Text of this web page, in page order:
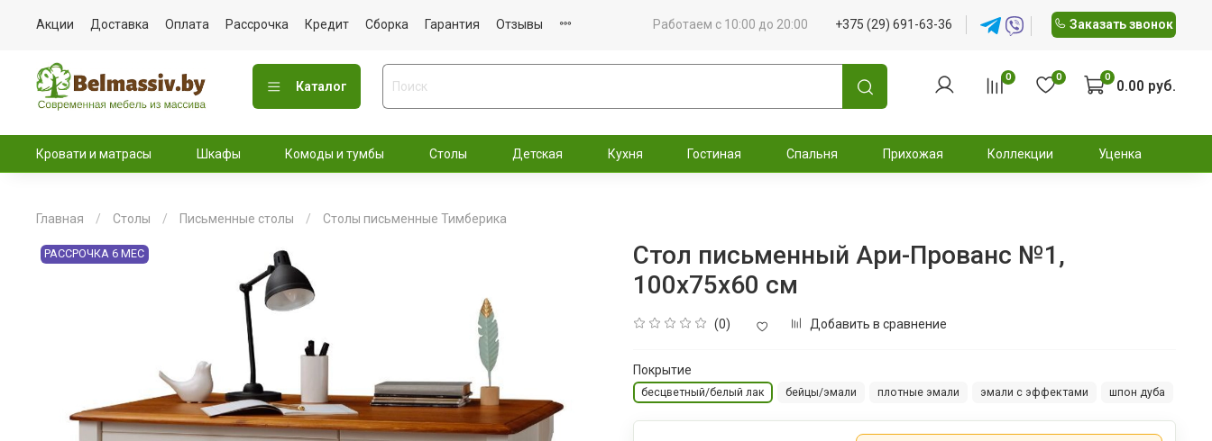
Акции Доставка Оплата Рассрочка Кредит Сборка Гарантия Отзывы Работаем с 10:00 до 20:00 +375 (29) 691-63-36 Заказать звонок
Каталог
0 0 0 0.00 руб.
Кровати и матрасы Шкафы Комоды и тумбы Столы Детская Кухня Гостиная Спальня Прихожая Коллекции Уценка
Главная Столы Письменные столы Столы письменные Тимберика
РАССРОЧКА 6 МЕС
Стол письменный Ари-Прованс №1,
100x75x60 см
(0) Добавить в сравнение
Покрытие
бесцветный/белый лак бейцы/эмали плотные эмали эмали с эффектами шпон дуба